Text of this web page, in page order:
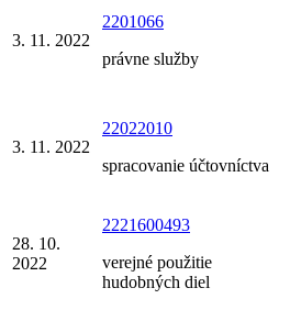
3. 11. 2022
2201066
právne služby
3. 11. 2022
22022010
spracovanie účtovníctva
28. 10.
2022
2221600493
verejné použitie
hudobných diel